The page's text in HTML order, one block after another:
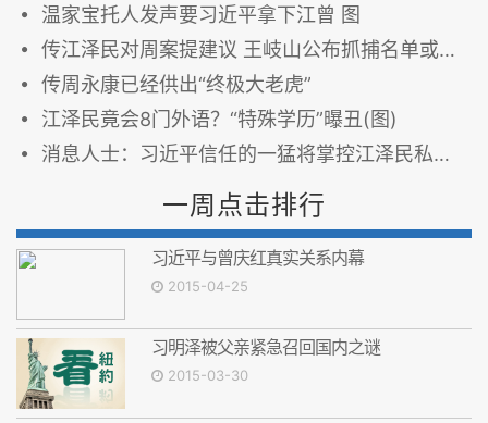
温家宝托人发声要习近平拿下江曾 图
传江泽民对周案提建议 王岐山公布抓捕名单或回应
传周永康已经供出“终极大老虎”
江泽民竟会8门外语？“特殊学历”曝丑(图)
消息人士：习近平信任的一猛将掌控江泽民私家军
一周点击排行
习近平与曾庆红真实关系内幕
2015-04-25
习明泽被父亲紧急召回国内之谜
2015-03-30